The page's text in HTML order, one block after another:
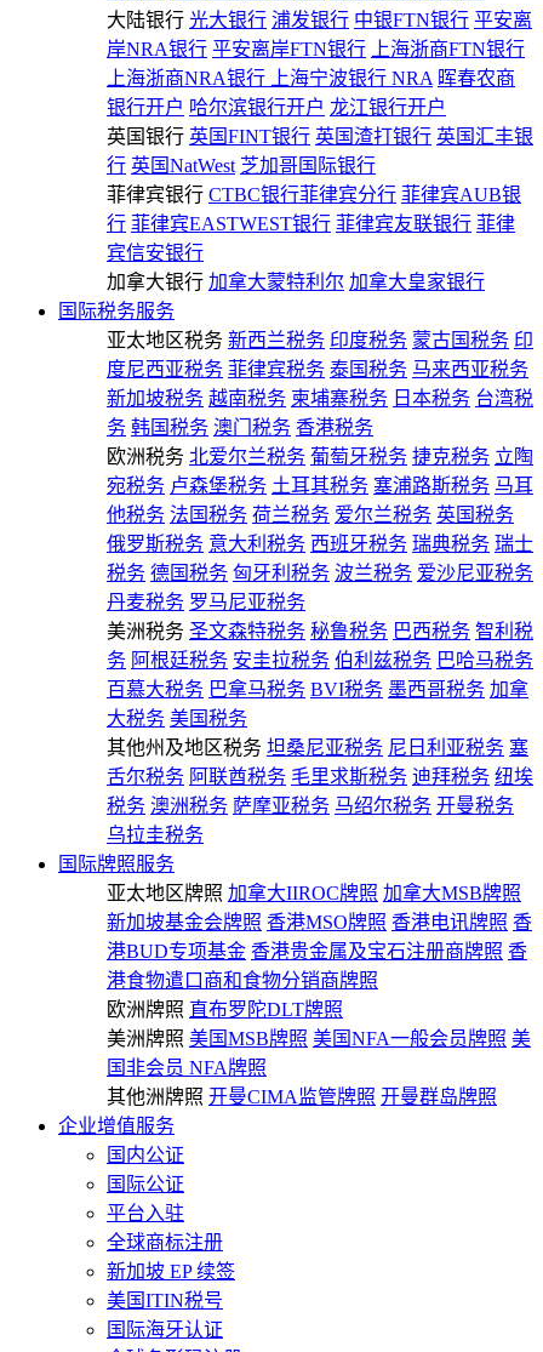
大陆银行 光大银行 浦发银行 中银FTN银行 平安离
岸NRA银行 平安离岸FTN银行
上海浙商FTN银行
上海浙商NRA银行
上海宁波银行 NRA 晖春农商
银行开户 哈尔滨银行开户 龙江银行开户
英国银行 英国FINT银行 英国渣打银行 英国汇丰银
行 英国NatWest 芝加哥国际银行
菲律宾银行 CTBC银行菲律宾分行 菲律宾AUB银
行 菲律宾EASTWEST银行 菲律宾友联银行 菲律
宾信安银行
加拿大银行 加拿大蒙特利尔 加拿大皇家银行
国际税务服务
亚太地区税务 新西兰税务 印度税务 蒙古国税务 印
度尼西亚税务 菲律宾税务 泰国税务 马来西亚税务
新加坡税务 越南税务 柬埔寨税务 日本税务 台湾税
务 韩国税务 澳门税务 香港税务
欧洲税务 北爱尔兰税务 葡萄牙税务 捷克税务 立陶
宛税务 卢森堡税务 土耳其税务 塞浦路斯税务 马耳
他税务 法国税务 荷兰税务 爱尔兰税务 英国税务
俄罗斯税务 意大利税务 西班牙税务 瑞典税务 瑞士
税务 德国税务 匈牙利税务 波兰税务 爱沙尼亚税务
丹麦税务 罗马尼亚税务
美洲税务 圣文森特税务 秘鲁税务 巴西税务 智利税
务 阿根廷税务 安圭拉税务 伯利兹税务 巴哈马税务
百慕大税务 巴拿马税务 BVI税务 墨西哥税务 加拿
大税务 美国税务
其他州及地区税务 坦桑尼亚税务 尼日利亚税务 塞
舌尔税务 阿联酋税务 毛里求斯税务 迪拜税务 纽埃
税务 澳洲税务 萨摩亚税务 马绍尔税务 开曼税务
乌拉圭税务
国际牌照服务
亚太地区牌照 加拿大IIROC牌照 加拿大MSB牌照
新加坡基金会牌照 香港MSO牌照 香港电讯牌照 香
港BUD专项基金 香港贵金属及宝石注册商牌照 香
港食物遣口商和食物分销商牌照
欧洲牌照 直布罗陀DLT牌照
美洲牌照 美国MSB牌照 美国NFA一般会员牌照 美
国非会员 NFA牌照
其他洲牌照 开曼CIMA监管牌照 开曼群岛牌照
企业增值服务
国内公证
国际公证
平台入驻
全球商标注册
新加坡 EP 续签
美国ITIN税号
国际海牙认证